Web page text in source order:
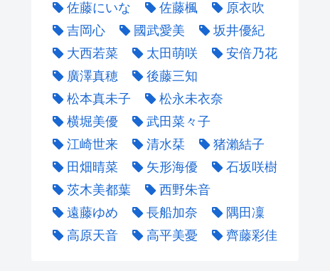
佐藤にいな
佐藤楓
原衣吹
吉岡心
國武愛美
坂井優紀
大西若菜
太田萌咲
安倍乃花
廣澤真穂
後藤三知
松本真未子
松永未衣奈
横堀美優
武田菜々子
江崎世来
清水栞
猪瀨結子
田畑晴菜
矢形海優
石坂咲樹
茨木美都葉
西野朱音
遠藤ゆめ
長船加奈
隅田凜
高原天音
高平美憂 齊藤彩佳